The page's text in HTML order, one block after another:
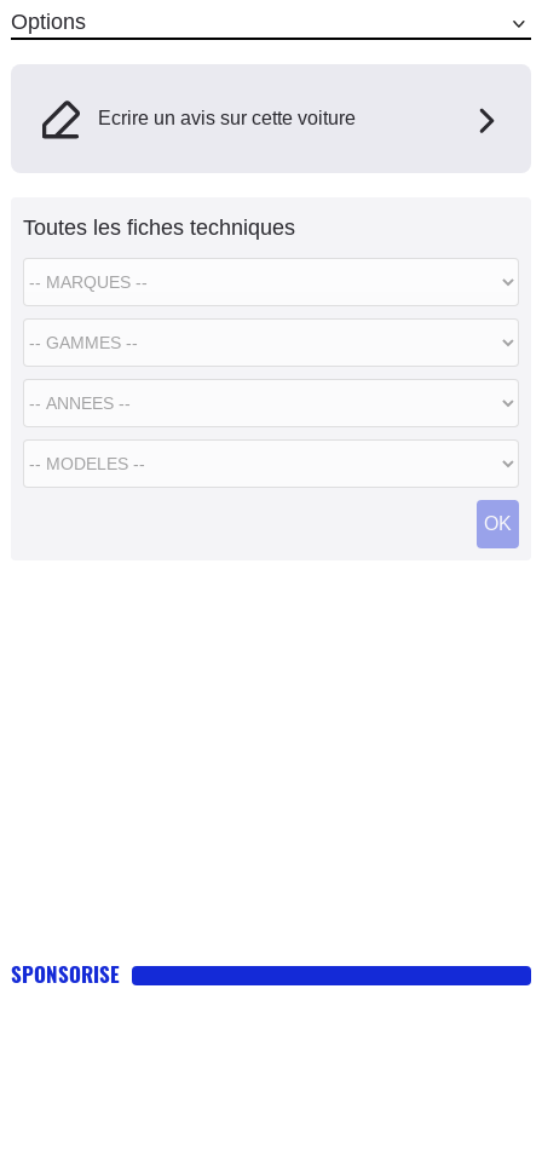
Options
Ecrire un avis sur cette voiture
Toutes les fiches techniques
SPONSORISE